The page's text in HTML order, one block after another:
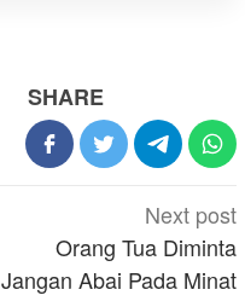
SHARE
Next post
Orang Tua Diminta
Jangan Abai Pada Minat